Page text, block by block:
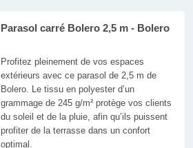
Parasol carré Bolero 2,5 m - Bolero
Profitez pleinement de vos espaces
extérieurs avec ce parasol de 2,5 m de
Bolero. Le tissu en polyester d’un
grammage de 245 g/m² protège vos clients
du soleil et de la pluie, afin qu’ils puissent
profiter de la terrasse dans un confort
optimal.